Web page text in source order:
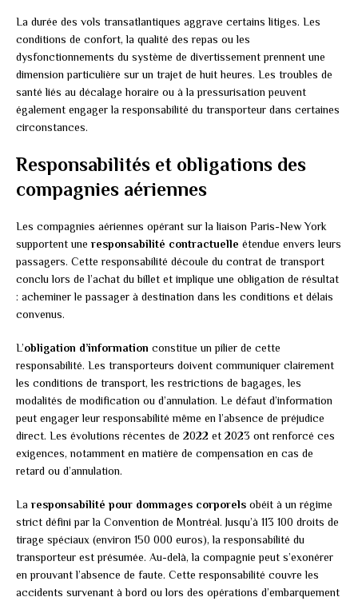
La durée des vols transatlantiques aggrave certains litiges. Les
conditions de confort, la qualité des repas ou les
dysfonctionnements du système de divertissement prennent une
dimension particulière sur un trajet de huit heures. Les troubles de
santé liés au décalage horaire ou à la pressurisation peuvent
également engager la responsabilité du transporteur dans certaines
circonstances.
Responsabilités et obligations des
compagnies aériennes
Les compagnies aériennes opérant sur la liaison Paris-New York
supportent une responsabilité contractuelle étendue envers leurs
passagers. Cette responsabilité découle du contrat de transport
conclu lors de l’achat du billet et implique une obligation de résultat
: acheminer le passager à destination dans les conditions et délais
convenus.
L’obligation d’information constitue un pilier de cette
responsabilité. Les transporteurs doivent communiquer clairement
les conditions de transport, les restrictions de bagages, les
modalités de modification ou d’annulation. Le défaut d’information
peut engager leur responsabilité même en l’absence de préjudice
direct. Les évolutions récentes de 2022 et 2023 ont renforcé ces
exigences, notamment en matière de compensation en cas de
retard ou d’annulation.
La responsabilité pour dommages corporels obéit à un régime
strict défini par la Convention de Montréal. Jusqu’à 113 100 droits de
tirage spéciaux (environ 150 000 euros), la responsabilité du
transporteur est présumée. Au-delà, la compagnie peut s’exonérer
en prouvant l’absence de faute. Cette responsabilité couvre les
accidents survenant à bord ou lors des opérations d’embarquement